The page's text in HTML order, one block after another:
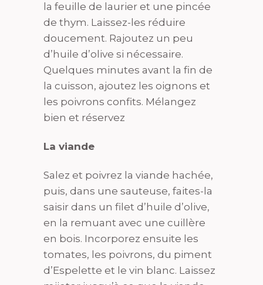
la feuille de laurier et une pincée
de thym. Laissez-les réduire
doucement. Rajoutez un peu
d’huile d’olive si nécessaire.
Quelques minutes avant la fin de
la cuisson, ajoutez les oignons et
les poivrons confits. Mélangez
bien et réservez
La viande
Salez et poivrez la viande hachée,
puis, dans une sauteuse, faites-la
saisir dans un filet d’huile d’olive,
en la remuant avec une cuillère
en bois. Incorporez ensuite les
tomates, les poivrons, du piment
d’Espelette et le vin blanc. Laissez